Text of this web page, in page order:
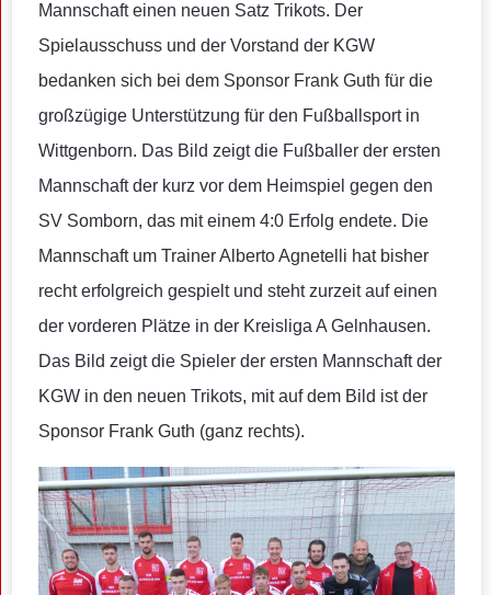
Mannschaft einen neuen Satz Trikots. Der
Spielausschuss und der Vorstand der KGW
bedanken sich bei dem Sponsor Frank Guth für die
großzügige Unterstützung für den Fußballsport in
Wittgenborn. Das Bild zeigt die Fußballer der ersten
Mannschaft der kurz vor dem Heimspiel gegen den
SV Somborn, das mit einem 4:0 Erfolg endete. Die
Mannschaft um Trainer Alberto Agnetelli hat bisher
recht erfolgreich gespielt und steht zurzeit auf einen
der vorderen Plätze in der Kreisliga A Gelnhausen.
Das Bild zeigt die Spieler der ersten Mannschaft der
KGW in den neuen Trikots, mit auf dem Bild ist der
Sponsor Frank Guth (ganz rechts).